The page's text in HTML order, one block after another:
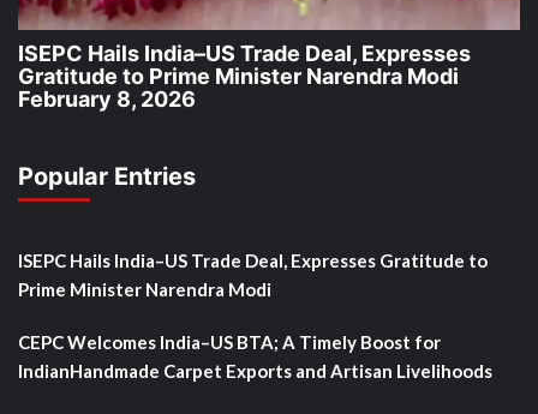
ISEPC Hails India–US Trade Deal, Expresses
Gratitude to Prime Minister Narendra Modi
February 8, 2026
Popular Entries
ISEPC Hails India–US Trade Deal, Expresses Gratitude to
Prime Minister Narendra Modi
CEPC Welcomes India–US BTA; A Timely Boost for
IndianHandmade Carpet Exports and Artisan Livelihoods